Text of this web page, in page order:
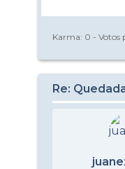
Karma: 0 - Votos
Re: